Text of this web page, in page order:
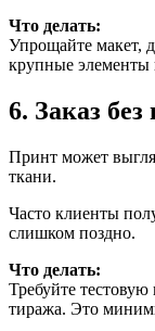
Что делать:
Упрощайте макет,
крупные элементы
6. Заказ
Принт может
ткани.
Часто клиенты
слишком поздно.
Что делать:
Требуйте
тиража. Это